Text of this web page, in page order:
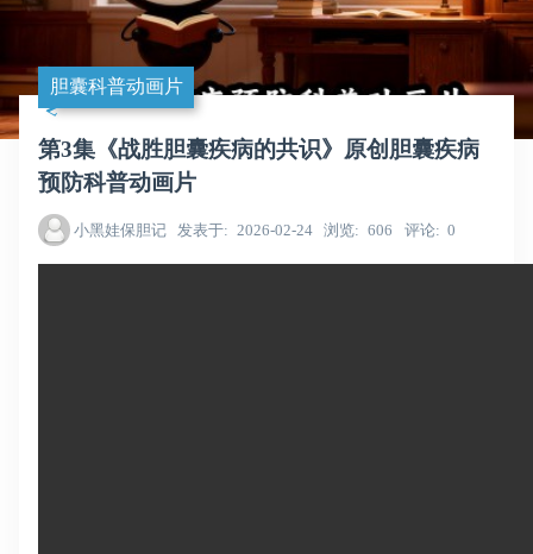
胆囊科普动画片
第3集《战胜胆囊疾病的共识》原创胆囊疾病
预防科普动画片
小黑娃保胆记 发表于 2026-02-24 浏览 606 评论 0